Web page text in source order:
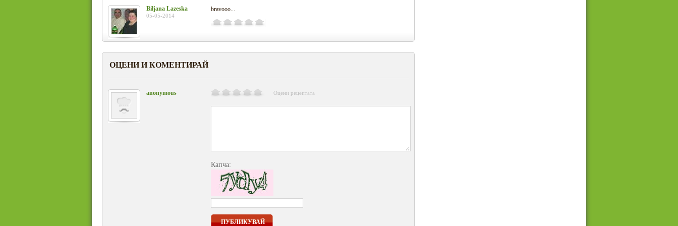
Biljana Lazeska
05-05-2014
bravooo...
ОЦЕНИ И КОМЕНТИРАЙ
anonymous Оцени рецептата
Капча:
ПУБЛИКУВАЙ